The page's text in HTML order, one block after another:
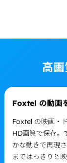
高
Foxtel の動画
Foxtel の映画・
HD画質で保存。
かな動きで再現
まではっきりと